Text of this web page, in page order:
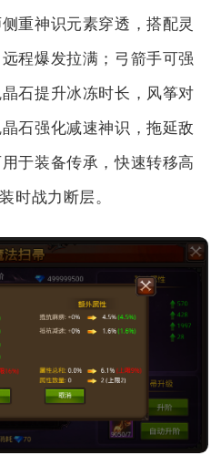
重神识元素穿透，搭配灵
程爆发拉满；弓箭手可强
石提升冰冻时长，风筝对
石强化减速神识，拖延敌
于装备传承，快速转移高
时战力断层。